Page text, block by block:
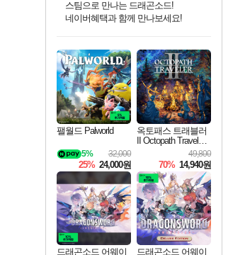
최대 90% 할인가를 만나보세요!
조선&고려 DLC 출시 예정
50%할인&추가 적립까지!
네이버 포인트 혜택까지!
이니&베니 혜택까지!
네이버 혜택가와 함께 예약하세요!
할인&네이버혜택으로 만나보세요!
네이버페이 혜택과 만나보세요!
40주년 프로모션으로 만나보세요!
할인가에 만나보세요!
일부 에디션 상시 할인!
혜택으로 예약 판매 중
편안하게 충전하세요
팰월드 Palworld
32,000
5%
25% 24,000원
옥토패스 트래블러
II Octopath Traveler I
49,800
70% 14,940원
드래곤소드 어웨이
드래곤소드 어웨이